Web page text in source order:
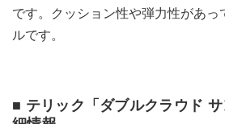
です。クッション性や弾力性があ
ルです。
■ テリック「ダブルクラウド